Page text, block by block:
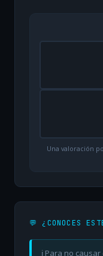
Una valoración
💬 ¿CONOCES
ℹ️ Para no